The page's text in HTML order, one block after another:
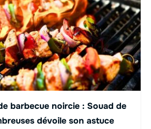
barbecue noircie : Souad de
dévoile son astuce